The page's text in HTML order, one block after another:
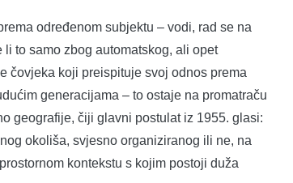
određenom subjektu – vodi, rad se na
to samo zbog automatskog, ali opet
čovjeka koji preispituje svoj odnos prema
generacijama – to ostaje na promatraču
geografije, čiji glavni postulat iz 1955. glasi:
okoliša, svjesno organiziranog ili ne, na
kontekstu s kojim postoji duža